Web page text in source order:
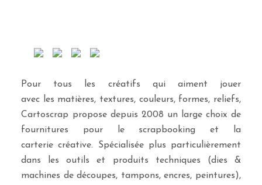
Pour tous les créatifs qui aiment jouer
avec les matières, textures, couleurs, formes, reliefs,
Cartoscrap propose depuis 2008 un large choix de
fournitures pour le scrapbooking et la
carterie créative. Spécialisée plus particulièrement
dans les outils et produits techniques (dies &
machines de découpes, tampons, encres, peintures),